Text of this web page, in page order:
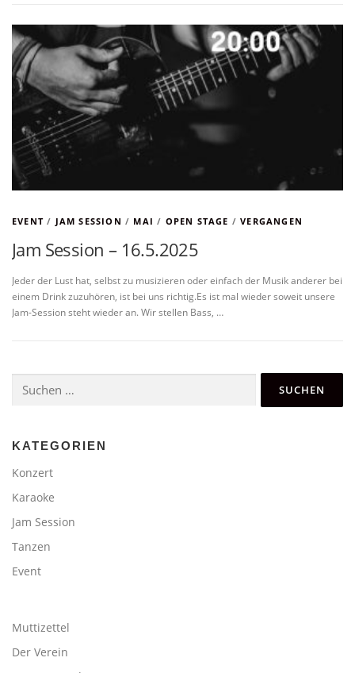
EVENT / JAM SESSION / MAI / OPEN STAGE /VERGANGEN
Jam Session – 16.5.2025
Jeder der Lust hat, selbst zu musizieren oder einfach der Musik anderer bei
einem Drink zuzuhören, ist bei uns richtig.Es ist mal wieder soweit unsere
Jam-Session steht wieder an. Wir stellen Bass, …
nach:
KATEGORIEN
Konzert
Karaoke
Jam Session
Tanzen
Event
Muttizettel
Der Verein